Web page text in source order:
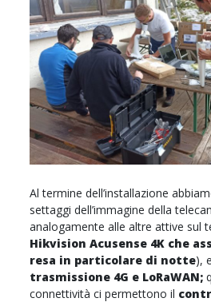
Al termine dell’installazione
settaggi dell’immagine della
analogamente alle altre attive sul
Hikvision Acusense 4K che
resa in particolare di notte),
trasmissione 4G e LoRaWAN;
connettività ci permettono il